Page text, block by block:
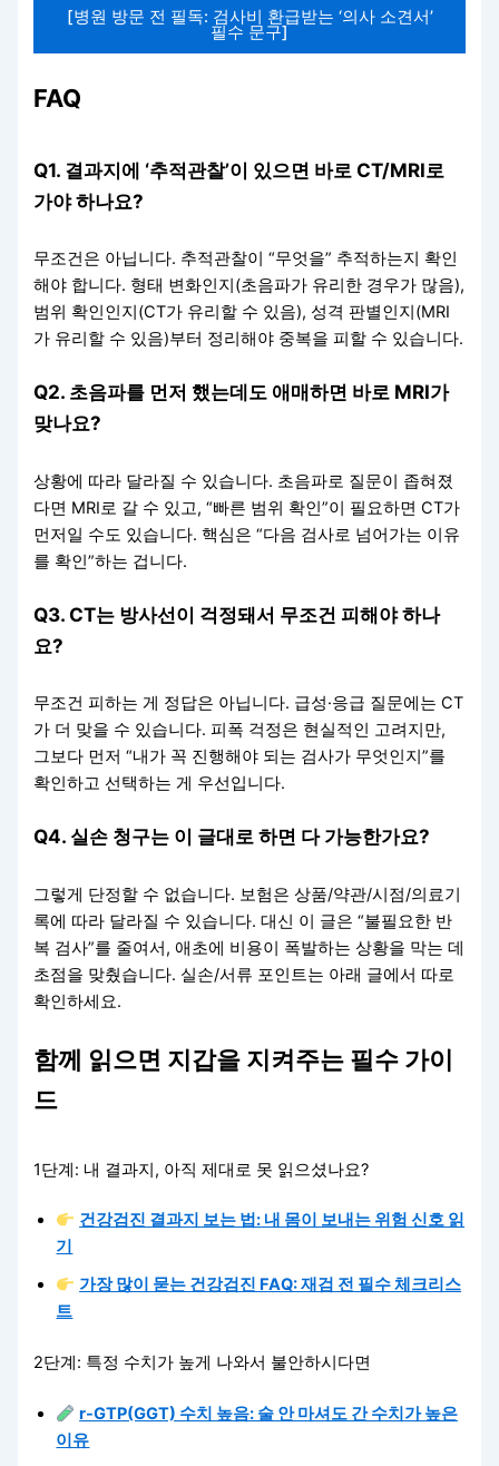
[병원 방문 전 필독: 검사비 환급받는 ‘의사 소견서’
필수 문구]
FAQ
Q1. 결과지에 ‘추적관찰’이 있으면 바로 CT/MRI로
가야 하나요?
무조건은 아닙니다. 추적관찰이 “무엇을” 추적하는지 확인
해야 합니다. 형태 변화인지(초음파가 유리한 경우가 많음),
범위 확인인지(CT가 유리할 수 있음), 성격 판별인지(MRI
가 유리할 수 있음)부터 정리해야 중복을 피할 수 있습니다.
Q2. 초음파를 먼저 했는데도 애매하면 바로 MRI가
맞나요?
상황에 따라 달라질 수 있습니다. 초음파로 질문이 좁혀졌
다면 MRI로 갈 수 있고, “빠른 범위 확인”이 필요하면 CT가
먼저일 수도 있습니다. 핵심은 “다음 검사로 넘어가는 이유
를 확인”하는 겁니다.
Q3. CT는 방사선이 걱정돼서 무조건 피해야 하나
요?
무조건 피하는 게 정답은 아닙니다. 급성·응급 질문에는 CT
가 더 맞을 수 있습니다. 피폭 걱정은 현실적인 고려지만,
그보다 먼저 “내가 꼭 진행해야 되는 검사가 무엇인지”를
확인하고 선택하는 게 우선입니다.
Q4. 실손 청구는 이 글대로 하면 다 가능한가요?
그렇게 단정할 수 없습니다. 보험은 상품/약관/시점/의료기
록에 따라 달라질 수 있습니다. 대신 이 글은 “불필요한 반
복 검사”를 줄여서, 애초에 비용이 폭발하는 상황을 막는 데
초점을 맞췄습니다. 실손/서류 포인트는 아래 글에서 따로
확인하세요.
함께 읽으면 지갑을 지켜주는 필수 가이
드
1단계: 내 결과지, 아직 제대로 못 읽으셨나요?
건강검진 결과지 보는 법: 내 몸이 보내는 위험 신호 읽
기
가장 많이 묻는 건강검진 FAQ: 재검 전 필수 체크리스
트
2단계: 특정 수치가 높게 나와서 불안하시다면
r-GTP(GGT) 수치 높음: 술 안 마셔도 간 수치가 높은
이유